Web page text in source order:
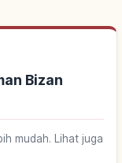
Bizan
mudah. Lihat juga